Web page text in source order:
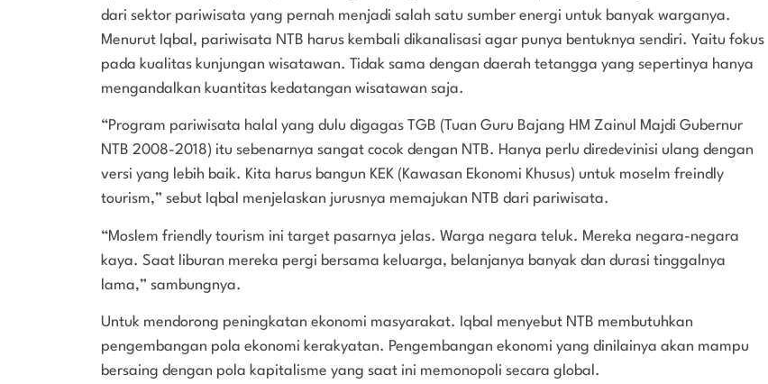
dari sektor pariwisata yang pernah menjadi salah satu sumber energi untuk banyak warganya.
Menurut Iqbal, pariwisata NTB harus kembali dikanalisasi agar punya bentuknya sendiri. Yaitu fokus
pada kualitas kunjungan wisatawan. Tidak sama dengan daerah tetangga yang sepertinya hanya
mengandalkan kuantitas kedatangan wisatawan saja.
“Program pariwisata halal yang dulu digagas TGB (Tuan Guru Bajang HM Zainul Majdi Gubernur
NTB 2008-2018) itu sebenarnya sangat cocok dengan NTB. Hanya perlu diredevinisi ulang dengan
versi yang lebih baik. Kita harus bangun KEK (Kawasan Ekonomi Khusus) untuk moselm freindly
tourism,” sebut Iqbal menjelaskan jurusnya memajukan NTB dari pariwisata.
“Moslem friendly tourism ini target pasarnya jelas. Warga negara teluk. Mereka negara-negara
kaya. Saat liburan mereka pergi bersama keluarga, belanjanya banyak dan durasi tinggalnya
lama,” sambungnya.
Untuk mendorong peningkatan ekonomi masyarakat. Iqbal menyebut NTB membutuhkan
pengembangan pola ekonomi kerakyatan. Pengembangan ekonomi yang dinilainya akan mampu
bersaing dengan pola kapitalisme yang saat ini memonopoli secara global.